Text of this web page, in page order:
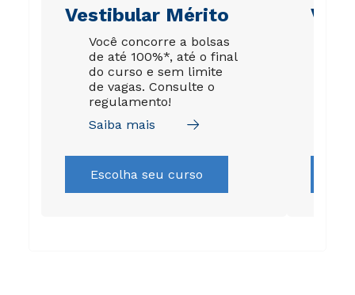
Vestibular Mérito
Você concorre a bolsas
de até 100%*, até o final
do curso e sem limite
de vagas. Consulte o
regulamento!
Saiba mais
Escolha seu curso